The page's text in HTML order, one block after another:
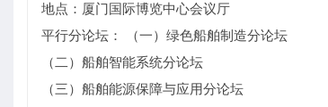
地点：厦门国际博览中心会议厅
平行分论坛： （一）绿色船舶制造分论坛
（二）船舶智能系统分论坛
（三）船舶能源保障与应用分论坛